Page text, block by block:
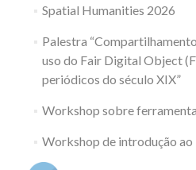
Spatial Humanities 2026
Palestra
uso do Fair Digital Object
periódicos do século XIX”
Workshop sobre
Workshop de introdução ao